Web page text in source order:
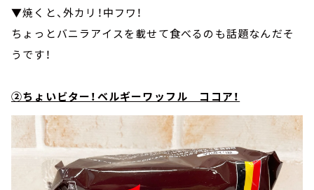
▼焼くと、外カリ！中フワ！
ちょっとバニラアイスを載せて食べるのも話題なんだそ
うです！
②ちょいビター！ベルギーワッフル ココア！